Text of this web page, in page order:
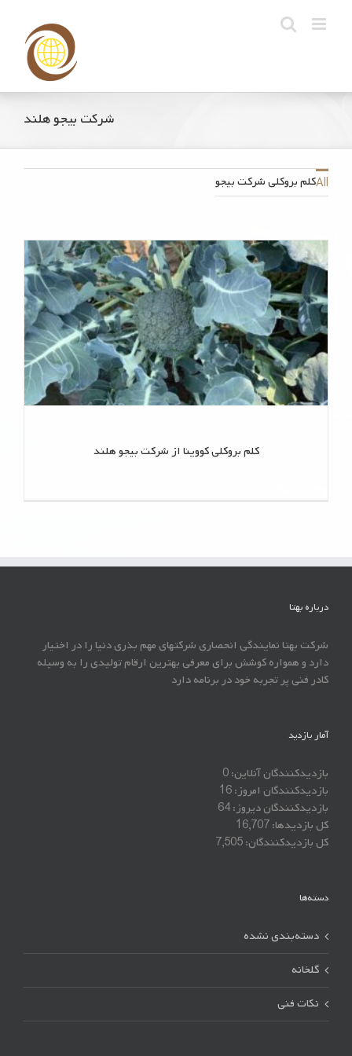
شرکت بیجو هلند
Allکلم بروکلی شرکت بیجو
کلم بروکلی کووینا از شرکت بیجو هلند
درباره بهتا
شرکت بهتا نمایندگی انحصاری شرکتهای مهم بذری دنیا را در اختیار
دارد و همواره کوشش برای معرفی بهترین ارقام تولیدی را به وسیله
کادر فنی پر تجربه خود در برنامه دارد
آمار بازدید
بازدیدکنندگان آنلاین:0
بازدیدکنندگان امروز:16
بازدیدکنندگان دیروز:64
کل بازدیدها:16,707
کل بازدیدکنند‌گان:7,505
دسته‌ها
دسته‌بندی نشده
گلخانه
نکات فنی